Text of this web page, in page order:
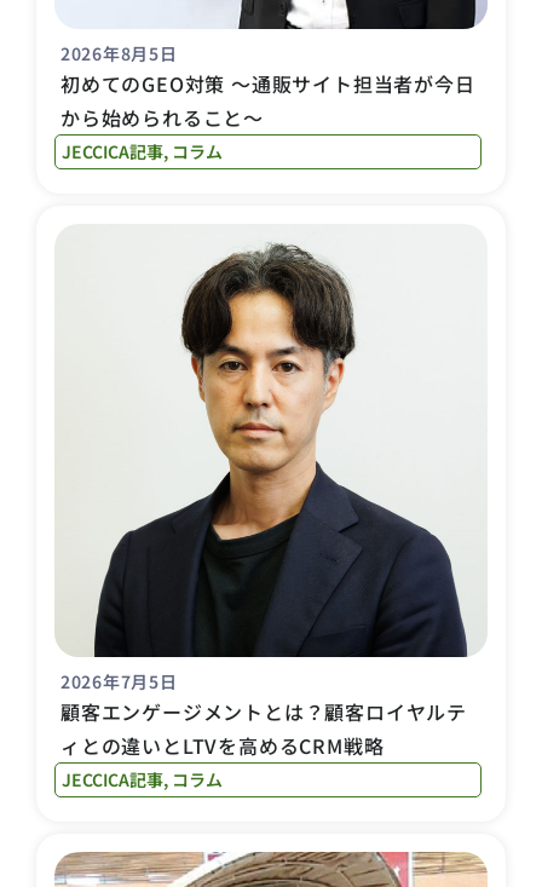
2026年8月5日
初めてのGEO対策 〜通販サイト担当者が今日
から始められること〜
JECCICA記事, コラム
2026年7月5日
顧客エンゲージメントとは？顧客ロイヤルテ
ィとの違いとLTVを高めるCRM戦略
JECCICA記事, コラム